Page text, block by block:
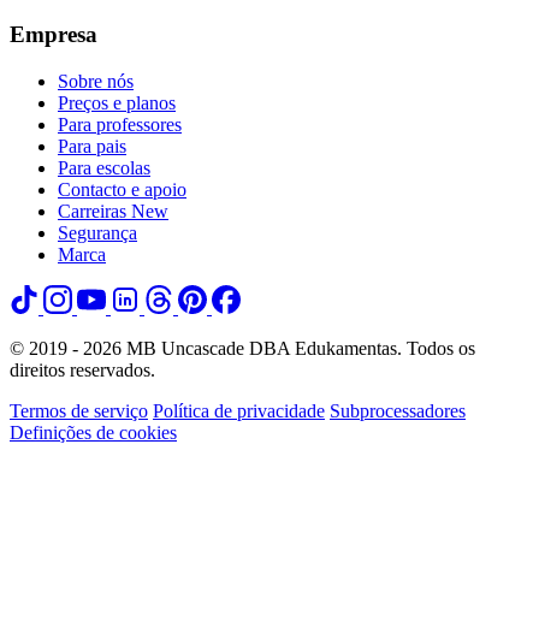
Empresa
Sobre nós
Preços e planos
Para professores
Para pais
Para escolas
Contacto e apoio
Carreiras New
Segurança
Marca
© 2019 - 2026 MB Uncascade DBA Edukamentas. Todos os
direitos reservados.
Termos de serviço Política de privacidade Subprocessadores
Definições de cookies